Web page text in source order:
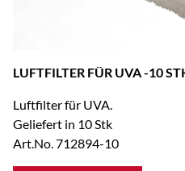
LUFTFILTER FÜR UVA -10
Luftfilter für UVA.
Geliefert in 10 Stk
Art.No. 712894-10